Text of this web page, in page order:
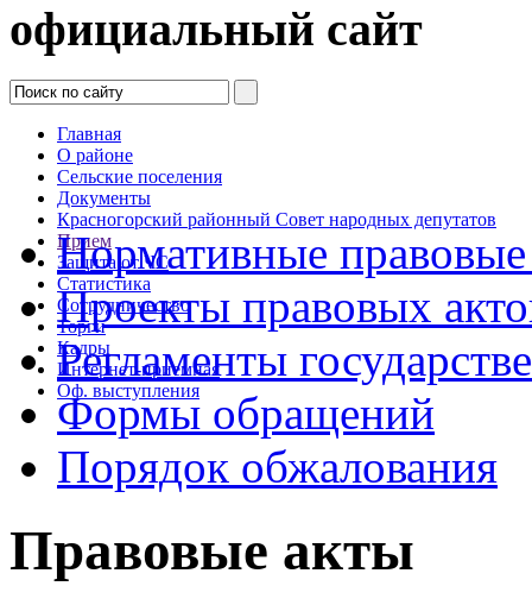
официальный сайт
Главная
О районе
Сельские поселения
Документы
Красногорский районный Совет народных депутатов
Прием
Защита от ЧС
Статистика
Сотрудничество
Торги
Кадры
Интернет-приемная
Оф. выступления
Нормативные
Проекты правовых
Регламенты
Формы обращений
Порядок обжалования
Правовые акты